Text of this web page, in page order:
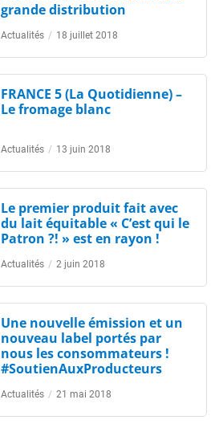
grande distribution
Actualités / 18 juillet 2018
FRANCE 5 (La Quotidienne) –
Le fromage blanc
Actualités / 13 juin 2018
Le premier produit fait avec
du lait équitable « C’est qui le
Patron ?! » est en rayon !
Actualités / 2 juin 2018
Une nouvelle émission et un
nouveau label portés par
nous les consommateurs !
#SoutienAuxProducteurs
Actualités / 21 mai 2018